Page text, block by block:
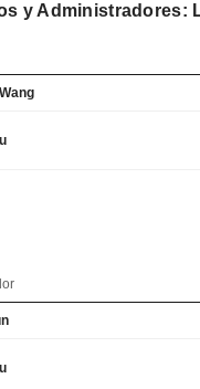
y Administradores: